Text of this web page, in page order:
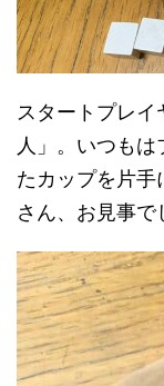
スタートプレ
人」。いつも
たカップを片
さん、お見事で